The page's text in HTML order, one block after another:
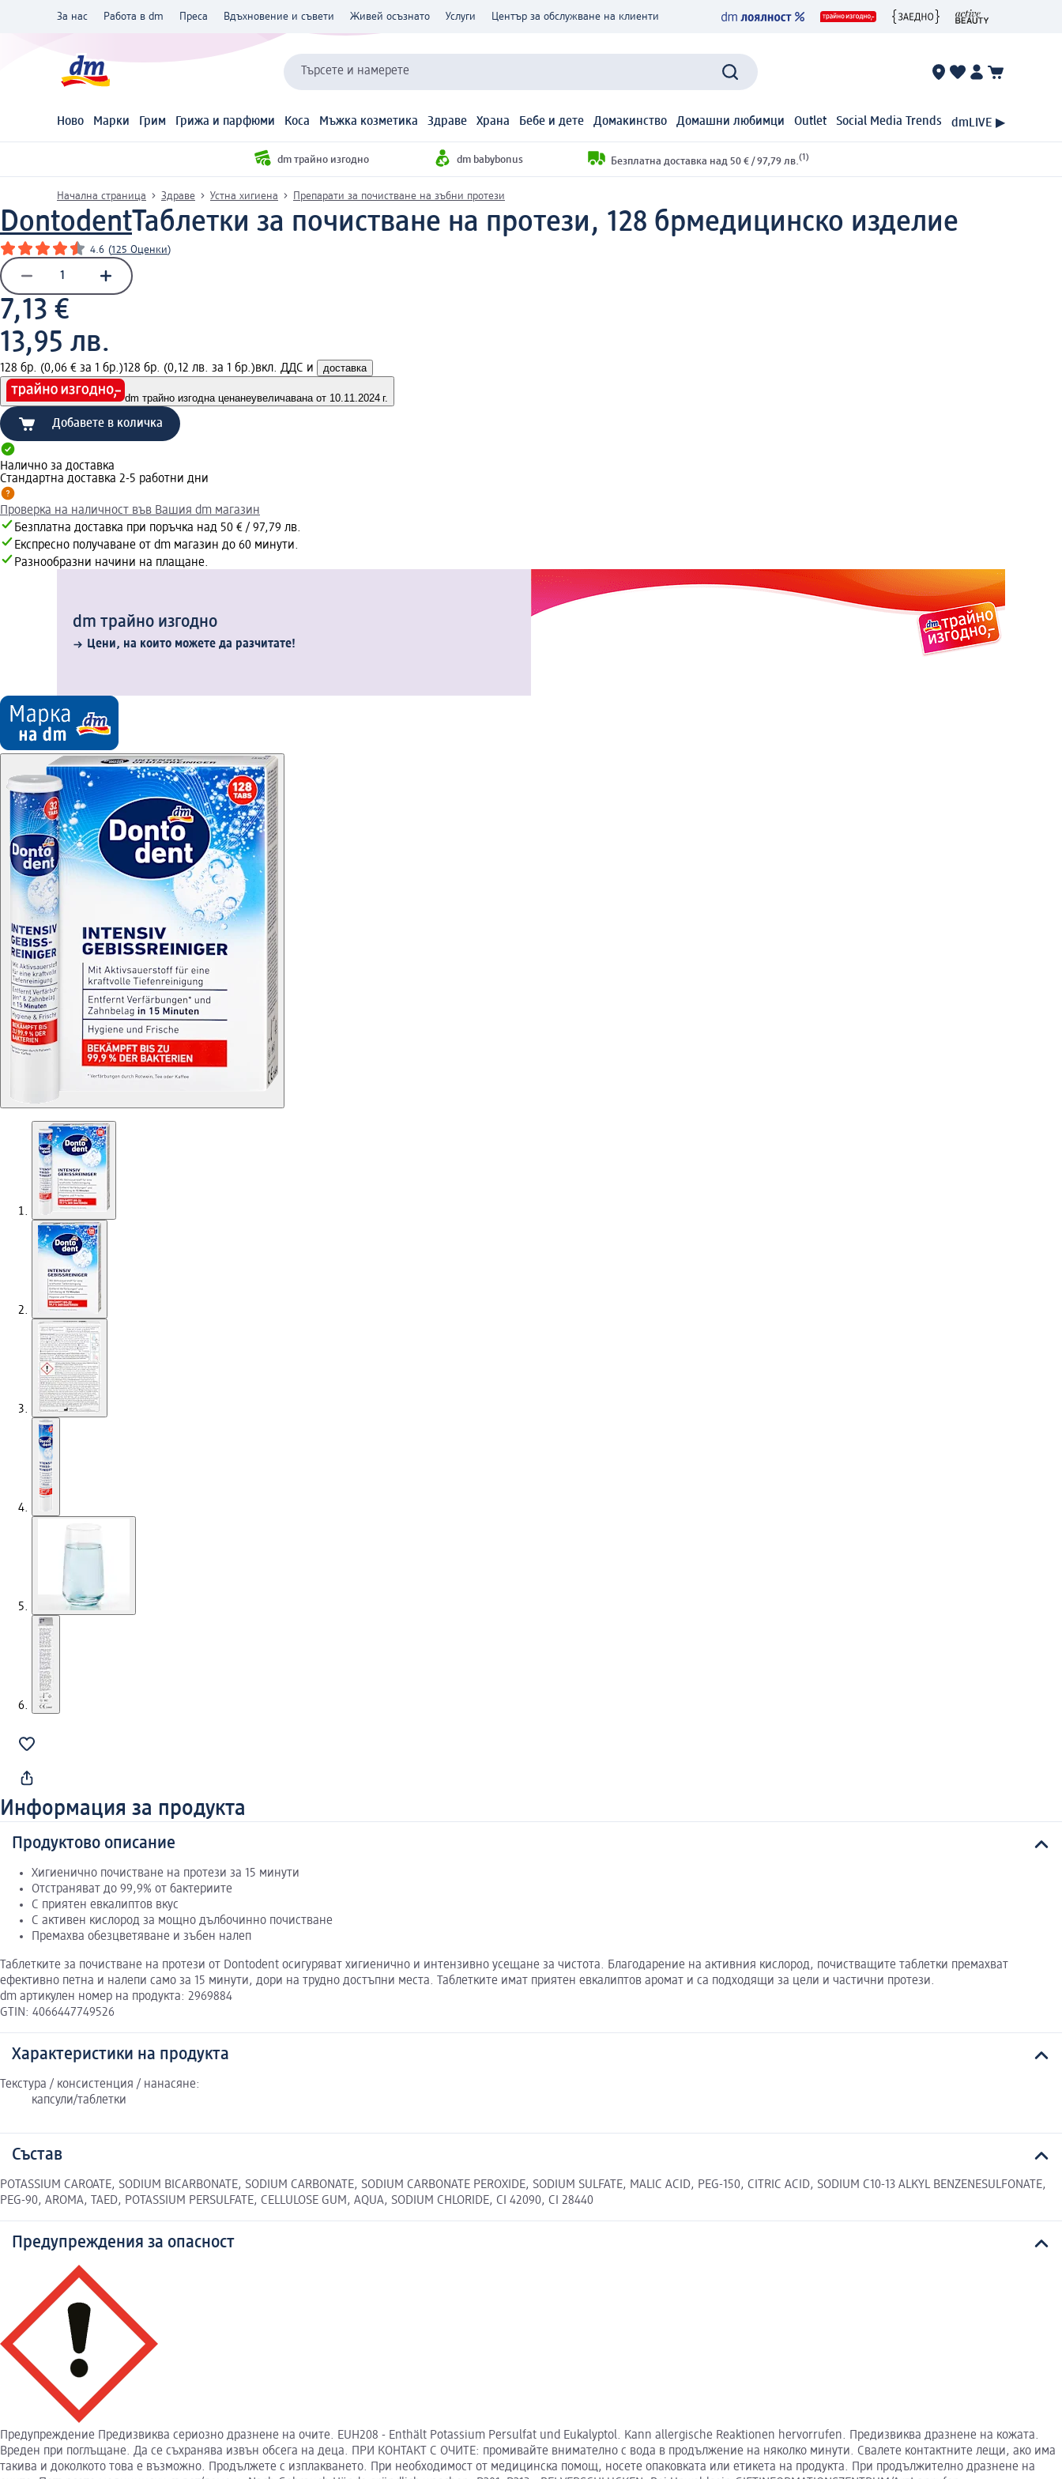
За нас Работа в dm Преса Вдъхновение и съвети Живей осъзнато Услуги Център за обслужване на клиенти
Търсете и намерете
Ново Марки Грим Грижа и парфюми Коса Мъжка козметика Здраве Храна Бебе и дете Домакинство Домашни любимци Outlet Social Media Trends dmLIVE ▶
dm трайно изгодно dm babybonus Безплатна доставка над 50 € / 97,79 лв. (1)
Начална страница Здраве Устна хигиена Препарати за почистване на зъбни протези
DontodentТаблетки за почистване на протези, 128 брмедицинско изделие
4.6 (125 Оценки)
7,13 €
13,95 лв.
128 бр. (0,06 € за 1 бр.)128 бр. (0,12 лв. за 1 бр.)вкл. ДДС и доставка
dm трайно изгодна ценанеувеличавана от 10.11.2024 г.
Добавете в количка
Налично за доставка
Стандартна доставка 2-5 работни дни
Проверка на наличност във Вашия dm магазин
Безплатна доставка при поръчка над 50 € / 97,79 лв.
Експресно получаване от dm магазин до 60 минути.
Разнообразни начини на плащане.
dm трайно изгодно
Цени, на които можете да разчитате!
Информация за продукта
Продуктово описание
Хигиенично почистване на протези за 15 минути
Отстраняват до 99,9% от бактериите
С приятен евкалиптов вкус
С активен кислород за мощно дълбочинно почистване
Премахва обезцветяване и зъбен налеп
Таблетките за почистване на протези от Dontodent осигуряват хигиенично и интензивно усещане за чистота. Благодарение на активния кислород, почистващите таблетки премахват
ефективно петна и налепи само за 15 минути, дори на трудно достъпни места. Таблетките имат приятен евкалиптов аромат и са подходящи за цели и частични протези.
dm артикулен номер на продукта: 2969884
GTIN: 4066447749526
Характеристики на продукта
Текстура / консистенция / нанасяне:
капсули/таблетки
Състав
POTASSIUM CAROATE, SODIUM BICARBONATE, SODIUM CARBONATE, SODIUM CARBONATE PEROXIDE, SODIUM SULFATE, MALIC ACID, PEG-150, CITRIC ACID, SODIUM C10-13 ALKYL BENZENESULFONATE,
PEG-90, AROMA, TAED, POTASSIUM PERSULFATE, CELLULOSE GUM, AQUA, SODIUM CHLORIDE, CI 42090, CI 28440
Предупреждения за опасност
Предупреждение Предизвиква сериозно дразнене на очите. EUH208 - Enthält Potassium Persulfat und Eukalyptol. Kann allergische Reaktionen hervorrufen. Предизвиква дразнене на кожата.
Вреден при поглъщане. Да се съхранява извън обсега на деца. ПРИ КОНТАКТ С ОЧИТЕ: промивайте внимателно с вода в продължение на няколко минути. Свалете контактните лещи, ако има
такива и доколкото това е възможно. Продължете с изплакването. При необходимост от медицинска помощ, носете опаковката или етикета на продукта. При продължително дразнене на